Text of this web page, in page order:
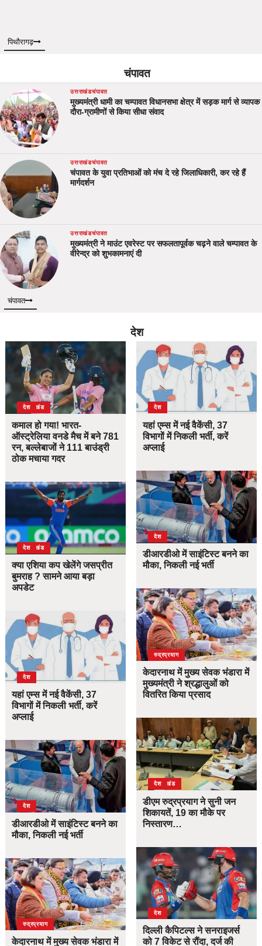
पिथौरागढ़
चंपावत
उत्तराखंडचंपावत
मुख्यमंत्री धामी का चम्पावत विधानसभा क्षेत्र में सड़क मार्ग से व्यापक
दौरा-ग्रामीणों से किया सीधा संवाद
उत्तराखंडचंपावत
चंपावत के युवा प्रतिभाओं को मंच दे रहे जिलाधिकारी, कर रहे हैं
मार्गदर्शन
उत्तराखंडचंपावत
मुख्यमंत्री ने माउंट एवरेस्ट पर सफलतापूर्वक चढ़ने वाले चम्पावत के
वीरेन्द्र को शुभकामनाएं दी
चंपावत
देश
उत्तराखंड
देश
कमाल हो गया! भारत-
ऑस्ट्रेलिया वनडे मैच में बने 781
रन, बल्लेबाजों ने 111 बाउंड्री
ठोक मचाया गदर
उत्तराखंड
देश
क्या एशिया कप खेलेंगे जसप्रीत
बुमराह ? सामने आया बड़ा
अपडेट
देश
यहां एम्स में नई वैकेंसी, 37
विभागों में निकली भर्ती, करें
अप्लाई
देश
डीआरडीओ में साइंटिस्ट बनने का
मौका, निकली नई भर्ती
उत्तराखंड
देश
रुद्रप्रयाग
केदारनाथ में मुख्य सेवक भंडारा में
देश
यहां एम्स में नई वैकेंसी, 37
विभागों में निकली भर्ती, करें
अप्लाई
देश
डीआरडीओ में साइंटिस्ट बनने का
मौका, निकली नई भर्ती
उत्तराखंड
देश
रुद्रप्रयाग
केदारनाथ में मुख्य सेवक भंडारा में
मुख्यमंत्री ने श्रद्धालुओं को
वितरित किया प्रसाद
उत्तराखंड
देश
डीएम रुद्रप्रयाग ने सुनी जन
शिकायतें, 19 का मौके पर
निस्तारण…
देश
दिल्ली कैपिटल्स ने सनराइजर्स
को 7 विकेट से रौंदा, दर्ज की